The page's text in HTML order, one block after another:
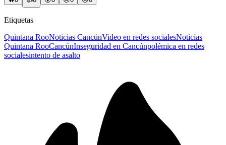
Etiquetas
Quintana RooNoticias CancúnVideo en redes socialesNoticias
Quintana RooCancúnInseguridad en Cancúnpolémica en redes
socialesintento de asalto